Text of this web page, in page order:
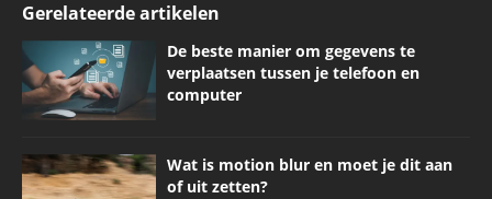
Gerelateerde artikelen
De beste manier om gegevens te
verplaatsen tussen je telefoon en
computer
Wat is motion blur en moet je dit aan
of uit zetten?